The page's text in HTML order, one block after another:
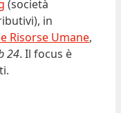
(società
in
Risorse Umane,
24. Il focus è